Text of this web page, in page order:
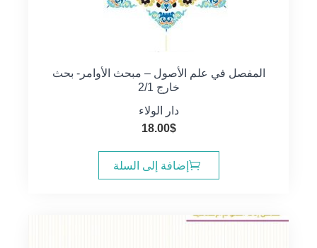
المفصل في علم الأصول – مبحث الأوامر- بحث
خارج 2/1
دار الولاء
18.00$
إضافة إلى السلة